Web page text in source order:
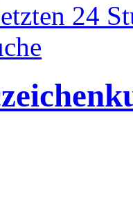
24